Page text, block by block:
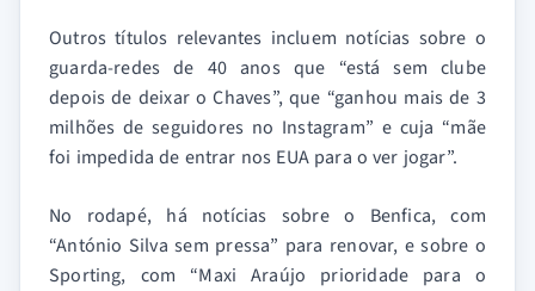
Outros títulos relevantes incluem notícias sobre o
guarda-redes de 40 anos que “está sem clube
depois de deixar o Chaves”, que “ganhou mais de 3
milhões de seguidores no Instagram” e cuja “mãe
foi impedida de entrar nos EUA para o ver jogar”.
No rodapé, há notícias sobre o Benfica, com
“António Silva sem pressa” para renovar, e sobre o
Sporting, com “Maxi Araújo prioridade para o